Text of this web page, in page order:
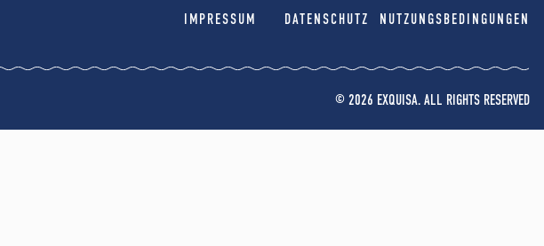
IMPRESSUM DATENSCHUTZ NUTZUNGSBEDINGUNGEN
© 2026 EXQUISA. ALL RIGHTS RESERVED